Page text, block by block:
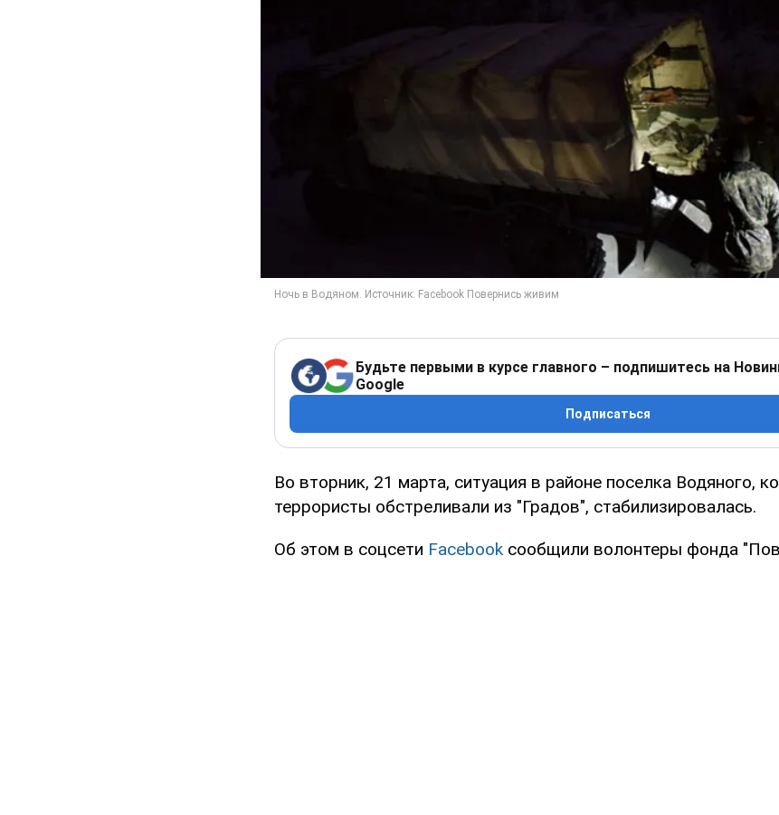
Будьте первыми в курсе главного – подпишитесь на
Google
Подписаться
Во вторник, 21 марта, ситуация в районе поселка Водяного,
террористы обстреливали из "Градов", стабилизировалась.
Об этом в соцсети Facebook сообщили волонтеры фонда